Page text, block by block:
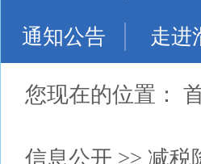
通知公告 走进
您现在的位置：
信息公开 >> 减税